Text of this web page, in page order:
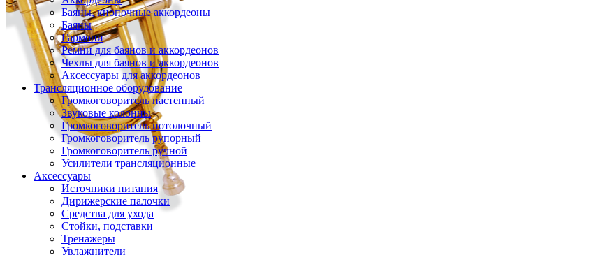
Баяны, кнопочные аккордеоны
Баяны
Гармони
Ремни для баянов и аккордеонов
Чехлы для баянов и аккордеонов
Аксессуары для аккордеонов
Трансляционное оборудование
Громкоговоритель настенный
Звуковые колонны
Громкоговоритель потолочный
Громкоговоритель рупорный
Громкоговоритель ручной
Усилители трансляционные
Аксессуары
Источники питания
Дирижерские палочки
Средства для ухода
Стойки, подставки
Тренажеры
Увлажнители